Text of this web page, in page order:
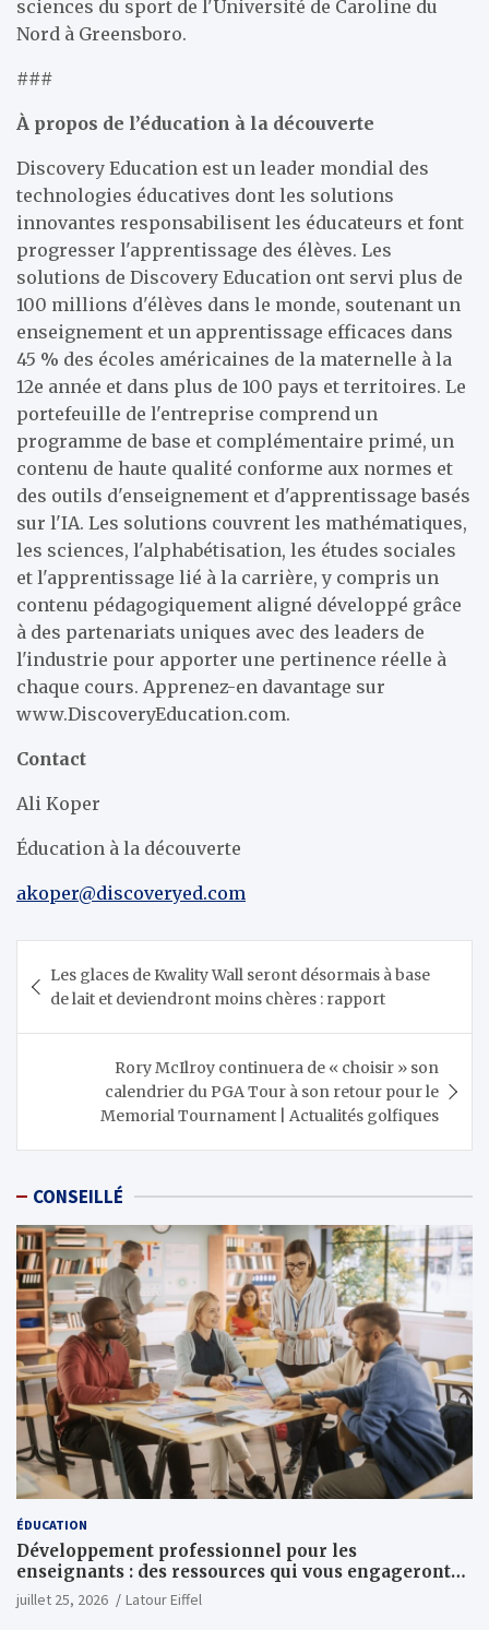
sciences du sport de l'Université de Caroline du
Nord à Greensboro.
###
À propos de l’éducation à la découverte
Discovery Education est un leader mondial des
technologies éducatives dont les solutions
innovantes responsabilisent les éducateurs et font
progresser l'apprentissage des élèves. Les
solutions de Discovery Education ont servi plus de
100 millions d'élèves dans le monde, soutenant un
enseignement et un apprentissage efficaces dans
45 % des écoles américaines de la maternelle à la
12e année et dans plus de 100 pays et territoires. Le
portefeuille de l'entreprise comprend un
programme de base et complémentaire primé, un
contenu de haute qualité conforme aux normes et
des outils d'enseignement et d'apprentissage basés
sur l'IA. Les solutions couvrent les mathématiques,
les sciences, l'alphabétisation, les études sociales
et l'apprentissage lié à la carrière, y compris un
contenu pédagogiquement aligné développé grâce
à des partenariats uniques avec des leaders de
l'industrie pour apporter une pertinence réelle à
chaque cours. Apprenez-en davantage sur
www.DiscoveryEducation.com.
Contact
Ali Koper
Éducation à la découverte
akoper@discoveryed.com
de
l’article
Les glaces de Kwality Wall seront désormais à base
de lait et deviendront moins chères : rapport
Rory McIlroy continuera de « choisir » son
calendrier du PGA Tour à son retour pour le
Memorial Tournament | Actualités golfiques
CONSEILLÉ
ÉDUCATION
Développement professionnel pour les
enseignants : des ressources qui vous engageront
vraiment
juillet 25, 2026 Latour Eiffel